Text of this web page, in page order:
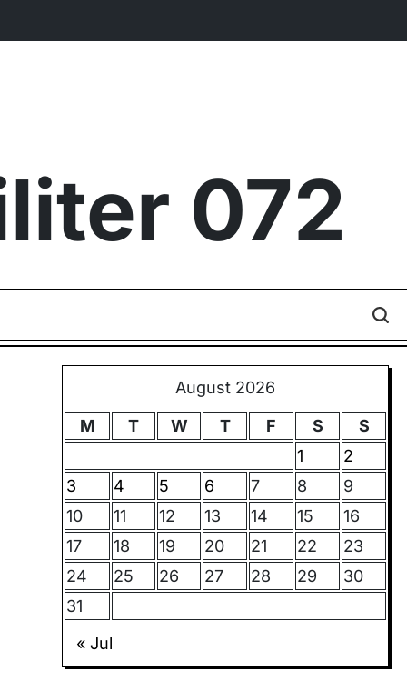
072
August 2026
M
T W T F S
S
1
2
3
4 5 6 7 8
9
10
11 12 13 14 15
16
17
18 19 20 21 22
23
24
25 26 27 28 29
30
31
« Jul